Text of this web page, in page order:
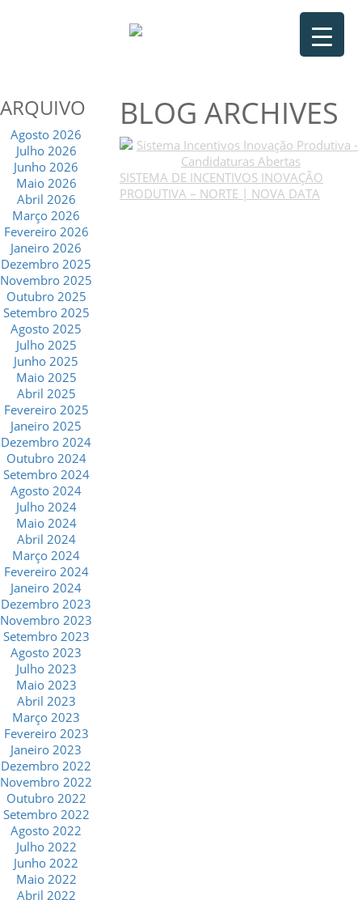
ARQUIVO
Agosto 2026
Julho 2026
Junho 2026
Maio 2026
Abril 2026
Março 2026
Fevereiro 2026
Janeiro 2026
Dezembro 2025
Novembro 2025
Outubro 2025
Setembro 2025
Agosto 2025
Julho 2025
Junho 2025
Maio 2025
Abril 2025
Fevereiro 2025
Janeiro 2025
Dezembro 2024
Outubro 2024
Setembro 2024
Agosto 2024
Julho 2024
Maio 2024
Abril 2024
Março 2024
Fevereiro 2024
Janeiro 2024
Dezembro 2023
Novembro 2023
Setembro 2023
Agosto 2023
Julho 2023
Maio 2023
Abril 2023
Março 2023
Fevereiro 2023
Janeiro 2023
Dezembro 2022
Novembro 2022
Outubro 2022
Setembro 2022
Agosto 2022
Julho 2022
Junho 2022
Maio 2022
Abril 2022
BLOG ARCHIVES
SISTEMA DE INCENTIVOS INOVAÇÃO
PRODUTIVA – NORTE | NOVA DATA